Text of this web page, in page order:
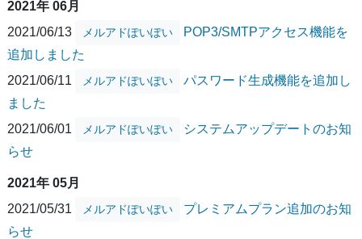
2021年 06月
2021/06/13
メルアドぽいぽい
POP3/SMTPアクセス機能を
追加しました
2021/06/11
メルアドぽいぽい
パスワード生成機能を追加し
ました
2021/06/01
メルアドぽいぽい
システムアップデートのお知
らせ
2021年 05月
2021/05/31
メルアドぽいぽい
プレミアムプラン追加のお知
らせ